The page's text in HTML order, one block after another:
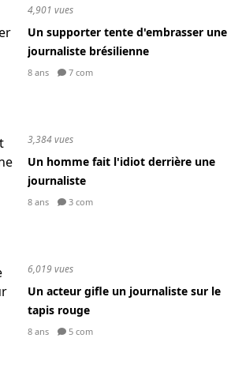
4,901 vues
Un supporter tente d'embrasser une
journaliste brésilienne
8 ans 7 com
3,384 vues
Un homme fait l'idiot derrière une
journaliste
8 ans 3 com
6,019 vues
Un acteur gifle un journaliste sur le
tapis rouge
8 ans 5 com